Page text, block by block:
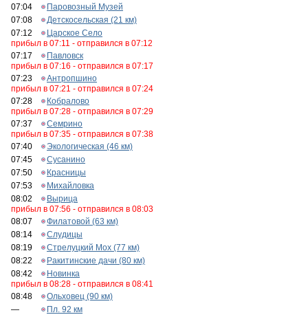
07:04
Паровозный Музей
07:08
Детскосельская (21 км)
07:12
Царское Село
прибыл в 07:11 - отправился в 07:12
07:17
Павловск
прибыл в 07:16 - отправился в 07:17
07:23
Антропшино
прибыл в 07:21 - отправился в 07:24
07:28
Кобралово
прибыл в 07:28 - отправился в 07:29
07:37
Семрино
прибыл в 07:35 - отправился в 07:38
07:40
Экологическая (46 км)
07:45
Сусанино
07:50
Красницы
07:53
Михайловка
08:02
Вырица
прибыл в 07:56 - отправился в 08:03
08:07
Филатовой (63 км)
08:14
Слудицы
08:19
Стрелуцкий Мох (77 км)
08:22
Ракитинские дачи (80 км)
08:42
Новинка
прибыл в 08:28 - отправился в 08:41
08:48
Ольховец (90 км)
—
Пл. 92 км